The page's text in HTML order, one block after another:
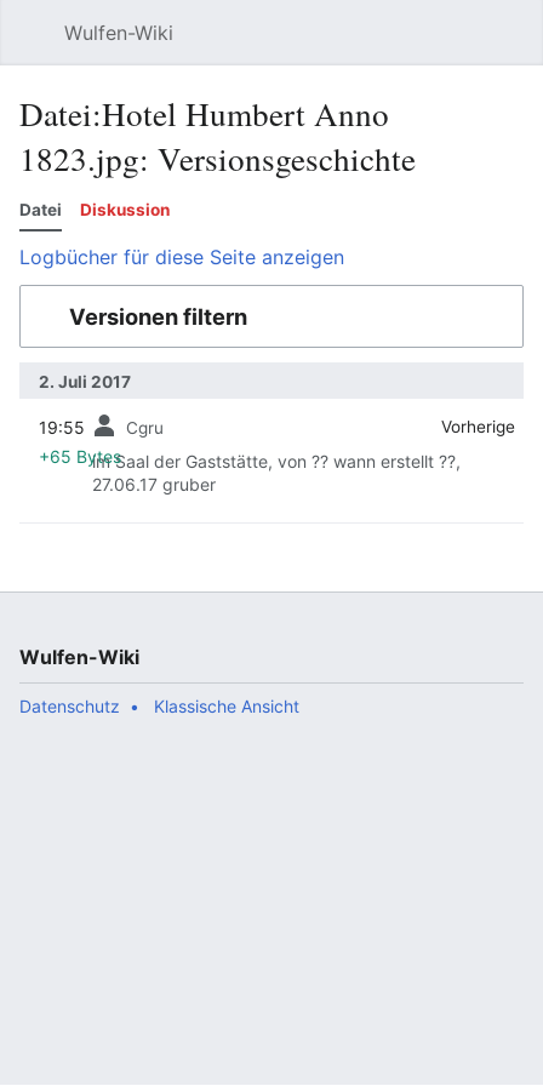
Wulfen-Wiki
Datei:Hotel Humbert Anno
1823.jpg: Versionsgeschichte
Datei Diskussion
Logbücher für diese Seite anzeigen
Versionen filtern
2. Juli 2017
Vorherige
19:55 Cgru
+65 Bytesim Saal der Gaststätte, von ?? wann erstellt ??,
27.06.17 gruber
Wulfen-Wiki
Datenschutz Klassische Ansicht